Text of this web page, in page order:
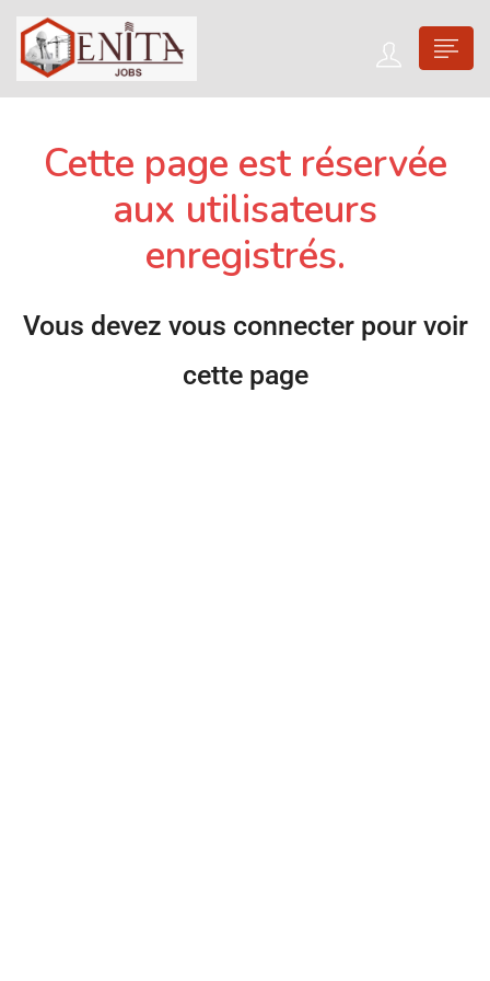
Cette page est réservée
aux utilisateurs
enregistrés.
Vous devez vous connecter pour voir
cette page